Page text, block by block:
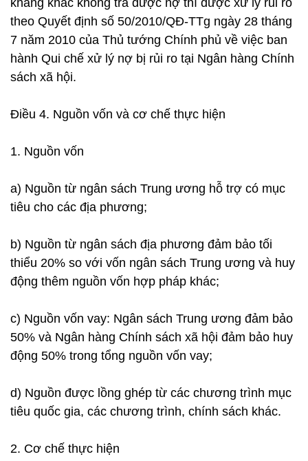
kháng khác không trả được nợ thì được xử lý rủi ro
theo Quyết định số 50/2010/QĐ-TTg ngày 28 tháng
7 năm 2010 của Thủ tướng Chính phủ về việc ban
hành Qui chế xử lý nợ bị rủi ro tại Ngân hàng Chính
sách xã hội.
Điều 4. Nguồn vốn và cơ chế thực hiện
1. Nguồn vốn
a) Nguồn từ ngân sách Trung ương hỗ trợ có mục
tiêu cho các địa phương;
b) Nguồn từ ngân sách địa phương đảm bảo tối
thiểu 20% so với vốn ngân sách Trung ương và huy
động thêm nguồn vốn hợp pháp khác;
c) Nguồn vốn vay: Ngân sách Trung ương đảm bảo
50% và Ngân hàng Chính sách xã hội đảm bảo huy
động 50% trong tổng nguồn vốn vay;
d) Nguồn được lồng ghép từ các chương trình mục
tiêu quốc gia, các chương trình, chính sách khác.
2. Cơ chế thực hiện